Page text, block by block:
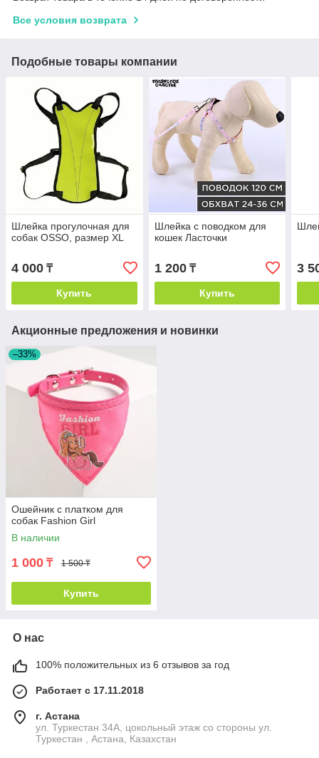
Все условия возврата
Подобные товары компании
Шлейка прогулочная для
собак OSSO, размер XL
4 000 ₸
Купить
Шлейка с поводком для
кошек Ласточки
1 200₸
Купить
3
Акционные предложения и новинки
–33%
Ошейник с платком для
собак Fashion Girl
В наличии
1 000 ₸ 1 500 ₸
Купить
О нас
100% положительных из 6 отзывов за год
Работает с 17.11.2018
г. Астана
ул. Туркестан 34А, цокольный этаж со стороны ул.
Туркестан , Астана, Казахстан